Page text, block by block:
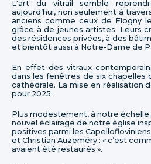
L'art du vitrail semble
aujourd’hui, non seulement à
anciens comme ceux de Flogny
grâce à de jeunes artistes. Leurs
des résidences privées, à des
et bientôt aussi à Notre-Dame de
En effet des vitraux
dans les fenêtres de six
cathédrale. La mise en réalisation
pour 2025.
Plus modestement, à notre échelle
nouvel éclairage de notre église
positives parmi les
et Christian Auzeméry : « c’est
avaient été restaurés ».